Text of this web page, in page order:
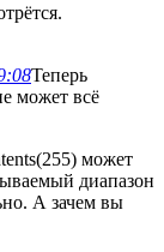
Теперь
может всё
может
диапазон
А зачем вы